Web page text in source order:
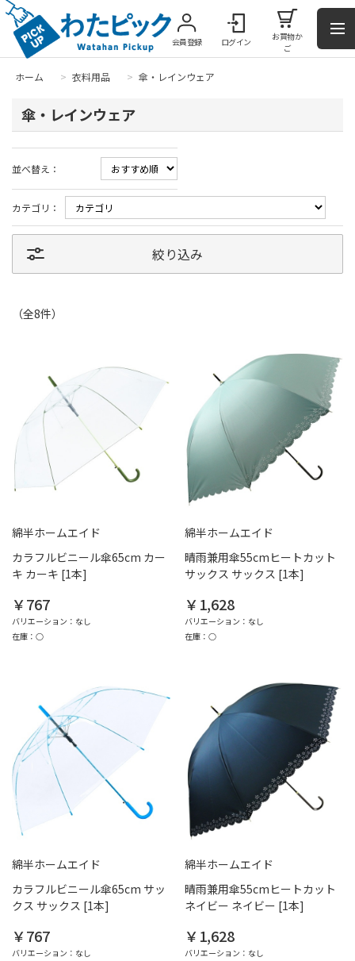
会員登録 ログイン
お買物か
ご
ホーム > 衣料用品 > 傘・レインウェア
傘・レインウェア
並べ替え：
カテゴリ：
絞り込み
（全8件）
綿半ホームエイド
カラフルビニール傘65cm カー
キ カーキ [1本]
￥767
バリエーション：なし
在庫：○
綿半ホームエイド
晴雨兼用傘55cmヒートカット
サックス サックス [1本]
￥1,628
バリエーション：なし
在庫：○
綿半ホームエイド
カラフルビニール傘65cm サッ
クス サックス [1本]
￥767
バリエーション：なし
綿半ホームエイド
晴雨兼用傘55cmヒートカット
ネイビー ネイビー [1本]
￥1,628
バリエーション：なし